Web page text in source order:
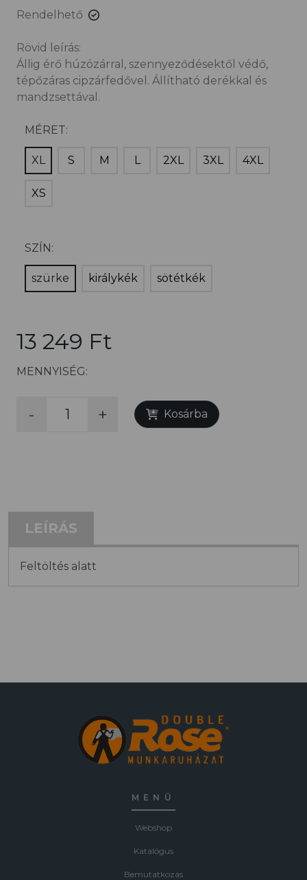
Rendelhető
Rövid leírás:
Állig érő húzózárral, szennyeződésektől védő,
tépőzáras cipzárfedővel. Állítható derékkal és
mandzsettával.
MÉRET:
XL S M L 2XL 3XL 4XL
XS
SZÍN:
szürke királykék sötétkék
13 249 Ft
MENNYISÉG:
- + Kosárba
LEÍRÁS
Feltöltés alatt
MENÜ
Webshop
Katalógus
Bemutatkozás